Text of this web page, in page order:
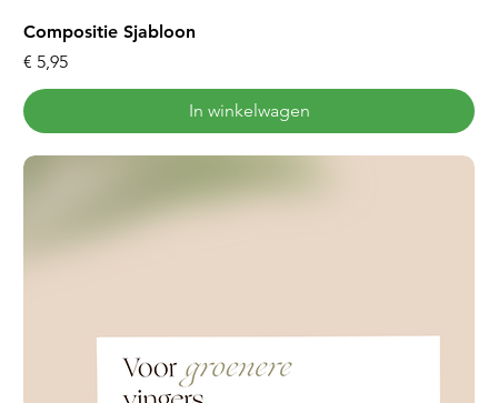
Compositie Sjabloon
Prijs
€ 5,95
In winkelwagen